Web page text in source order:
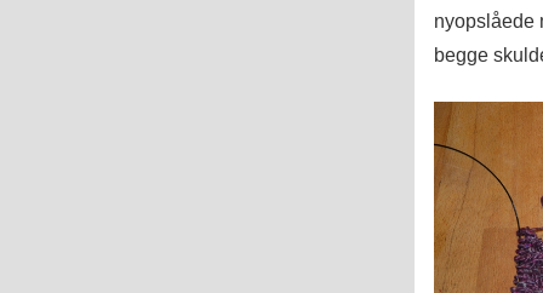
nyopslåede
begge